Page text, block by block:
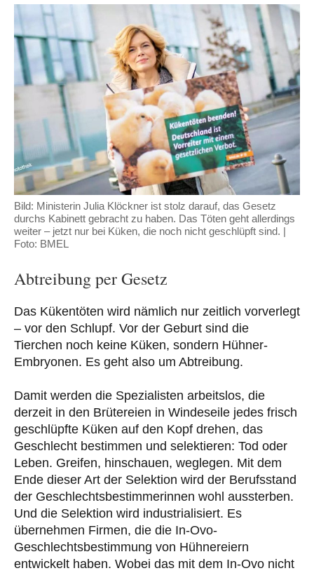
Bild: Ministerin Julia Klöckner ist stolz darauf, das Gesetz
durchs Kabinett gebracht zu haben. Das Töten geht allerdings
weiter – jetzt nur bei Küken, die noch nicht geschlüpft sind. |
Foto: BMEL
Abtreibung per Gesetz
Das Kükentöten wird nämlich nur zeitlich vorverlegt
– vor den Schlupf. Vor der Geburt sind die
Tierchen noch keine Küken, sondern Hühner-
Embryonen. Es geht also um Abtreibung.
Damit werden die Spezialisten arbeitslos, die
derzeit in den Brütereien in Windeseile jedes frisch
geschlüpfte Küken auf den Kopf drehen, das
Geschlecht bestimmen und selektieren: Tod oder
Leben. Greifen, hinschauen, weglegen. Mit dem
Ende dieser Art der Selektion wird der Berufsstand
der Geschlechtsbestimmerinnen wohl aussterben.
Und die Selektion wird industrialisiert. Es
übernehmen Firmen, die die In-Ovo-
Geschlechtsbestimmung von Hühnereiern
entwickelt haben. Wobei das mit dem In-Ovo nicht